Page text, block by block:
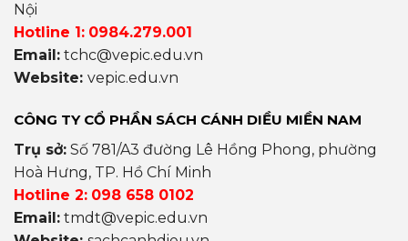
Nội
Hotline 1: 0984.279.001
Email: tchc@vepic.edu.vn
Website: vepic.edu.vn
CÔNG TY CỔ PHẦN SÁCH CÁNH DIỀU MIỀN NAM
Trụ sở: Số 781/A3 đường Lê Hồng Phong, phường
Hoà Hưng, TP. Hồ Chí Minh
Hotline 2: 098 658 0102
Email: tmdt@vepic.edu.vn